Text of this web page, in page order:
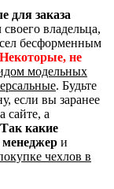
для заказа
владельца,
бесформенным
Некоторые, не
модельных
. Будьте
если вы заранее
сайте, а
Так какие
менеджер и
чехлов в